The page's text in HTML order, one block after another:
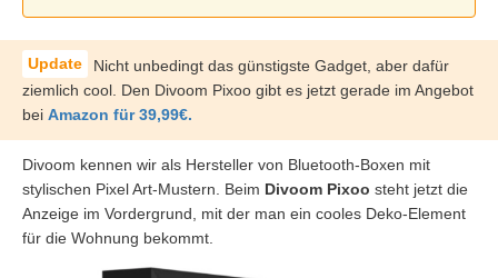
Nicht unbedingt das günstigste Gadget, aber dafür
ziemlich cool. Den Divoom Pixoo gibt es jetzt gerade im Angebot
bei Amazon für 39,99€.
Divoom kennen wir als Hersteller von Bluetooth-Boxen mit
stylischen Pixel Art-Mustern. Beim Divoom Pixoo steht jetzt die
Anzeige im Vordergrund, mit der man ein cooles Deko-Element
für die Wohnung bekommt.